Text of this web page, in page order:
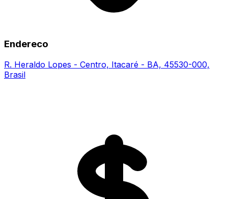
Endereco
R. Heraldo Lopes - Centro, Itacaré - BA, 45530-000,
Brasil